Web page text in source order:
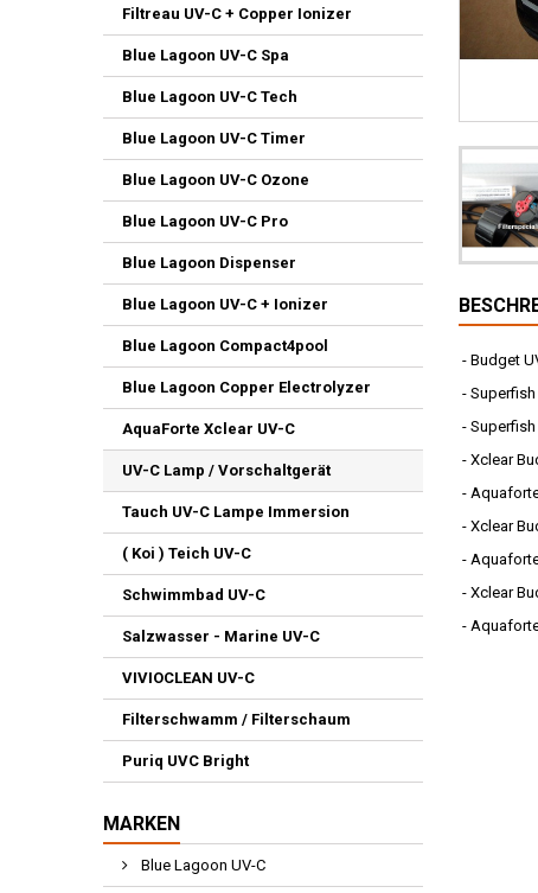
Filtreau UV-C + Copper Ionizer
Blue Lagoon UV-C Spa
Blue Lagoon UV-C Tech
Blue Lagoon UV-C Timer
Blue Lagoon UV-C Ozone
Blue Lagoon UV-C Pro
Blue Lagoon Dispenser
Blue Lagoon UV-C + Ionizer
Blue Lagoon Compact4pool
Blue Lagoon Copper Electrolyzer
AquaForte Xclear UV-C
UV-C Lamp / Vorschaltgerät
Tauch UV-C Lampe Immersion
( Koi ) Teich UV-C
Schwimmbad UV-C
Salzwasser - Marine UV-C
VIVIOCLEAN UV-C
Filterschwamm / Filterschaum
Puriq UVC Bright
MARKEN
Blue Lagoon UV-C
- Budget
-
-
- Xclear
-
- Xclear
-
- Xclear
-